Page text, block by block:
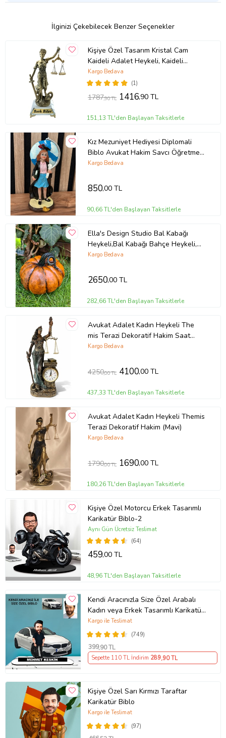
İlginizi Çekebilecek Benzer Seçenekler
Kişiye Özel Tasarım Kristal Cam
Kaideli Adalet Heykeli, Kaideli
Adalet Heykel, Cam Kaideli Adalet
Biblo, Cam Adalet Biblosu, Kristal
Themis Heykeli, Masa Heykeli,
Kaideli Themis Biblo, Ofis Biblo,
Hediye Heykel, Ofis Hediyesi
(1)
Kargo Bedava
1787,90 TL 1416,90 TL
151,13 TL'den Başlayan Taksitlerle
Kız Mezuniyet Hediyesi Diplomali
Biblo Avukat Hakim Savcı Öğretmen
Doktor Dekoratif Kız Biblo
Kargo Bedava
850,00 TL
90,66 TL'den Başlayan Taksitlerle
Ella's Design Studio Bal Kabağı
Heykeli,Bal Kabağı Bahçe Heykeli,
Bahçe Dekor, Yeni Yıl Hediyesi
Kargo Bedava
2650,00 TL
282,66 TL'den Başlayan Taksitlerle
Avukat Adalet Kadın Heykeli The
mis Terazi Dekoratif Hakim Saat
(Mavi-Gold)
Kargo Bedava
4250,00 TL 4100,00 TL
437,33 TL'den Başlayan Taksitlerle
Avukat Adalet Kadın Heykeli Themis
Terazi Dekoratif Hakim (Mavi)
Kargo Bedava
1790,00 TL 1690,00 TL
180,26 TL'den Başlayan Taksitlerle
Kişiye Özel Motorcu Erkek Tasarımlı
Karikatür Biblo-2
(64)
Aynı Gün Ücretsiz Teslimat
459,00 TL
48,96 TL'den Başlayan Taksitlerle
Kendi Aracınızla Size Özel Arabalı
Kadın veya Erkek Tasarımlı Karikatür
Biblo , Babalar Günü Hediyesi,
Erkeğe Hediye, Rent A Car Hediyesi
(749)
Kargo ile Teslimat
399,90 TL
Sepette 110 TL İndirim 289,90 TL
Kişiye Özel Sarı Kırmızı Taraftar
Karikatür Biblo
(97)
Kargo ile Teslimat